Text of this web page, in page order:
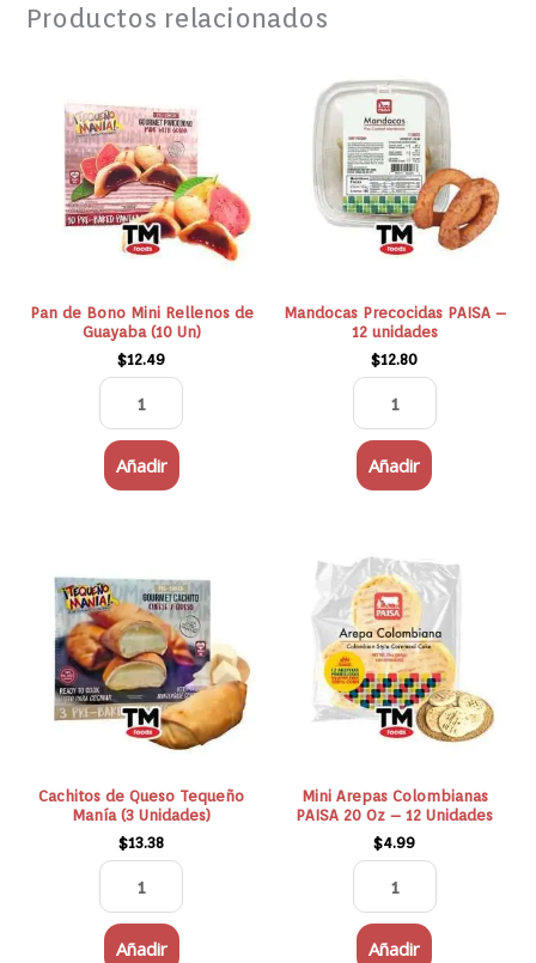
Productos relacionados
Pan de Bono Mini Rellenos de
Guayaba (10 Un)
$12.49
Bono
Mini
Rellenos
de
Guayaba
(10
cantidad
Añadir
Mandocas Precocidas PAISA –
12 unidades
$12.80
Precocidas
PAISA
-
12
unidades
cantidad
Añadir
Cachitos de Queso Tequeño
Manía (3 Unidades)
$13.38
de
Queso
Tequeño
Manía
(3
Unidades)
cantidad
Añadir
Mini Arepas Colombianas
PAISA 20 Oz – 12 Unidades
$4.99
Arepas
Colombianas
PAISA
20
Oz
-
12
cantidad
Añadir